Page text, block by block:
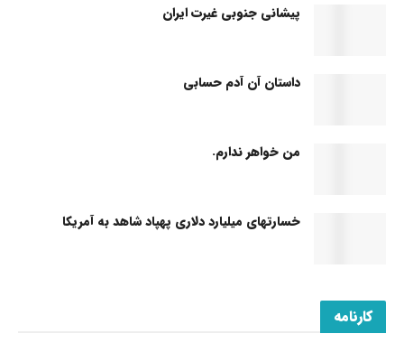
پیشانی جنوبی غیرت ایران
داستان آن آدم حسابی
من خواهر ندارم.
خسارتهای میلیارد دلاری پهپاد شاهد به آمریکا
کارنامه